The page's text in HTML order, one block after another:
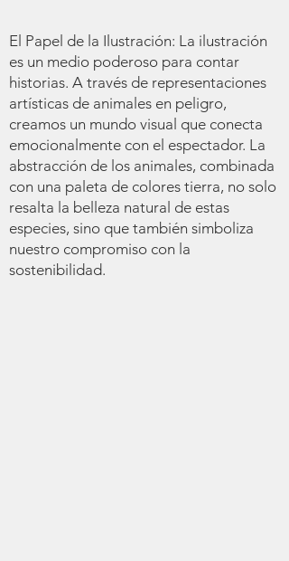
El Papel de la Ilustración: La ilustración
es un medio poderoso para contar
historias. A través de representaciones
artísticas de animales en peligro,
creamos un mundo visual que conecta
emocionalmente con el espectador. La
abstracción de los animales, combinada
con una paleta de colores tierra, no solo
resalta la belleza natural de estas
especies, sino que también simboliza
nuestro compromiso con la
sostenibilidad.